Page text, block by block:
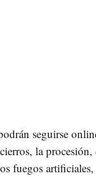
seguirse
la procesión,
fuegos